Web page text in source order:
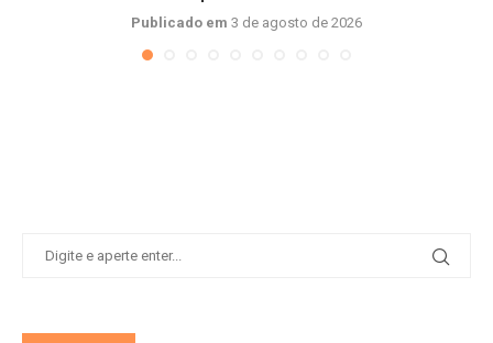
Publicado em 3 de agosto de 2026